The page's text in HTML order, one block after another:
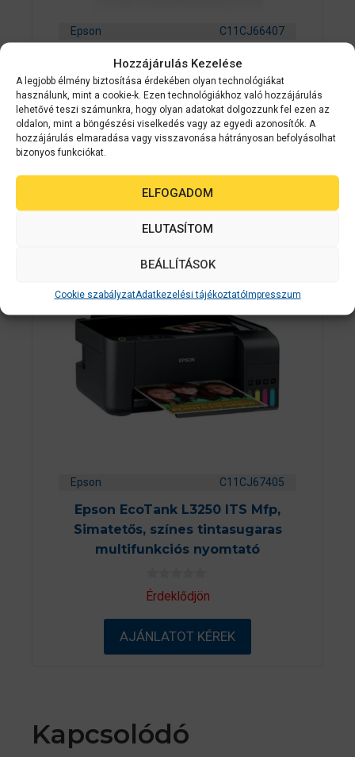
Hozzájárulás Kezelése
A legjobb élmény biztosítása érdekében olyan technológiákat
használunk, mint a cookie-k. Ezen technológiákhoz való hozzájárulás
lehetővé teszi számunkra, hogy olyan adatokat dolgozzunk fel ezen az
oldalon, mint a böngészési viselkedés vagy az egyedi azonosítók. A
hozzájárulás elmaradása vagy visszavonása hátrányosan befolyásolhat
bizonyos funkciókat.
ELFOGADOM
ELUTASÍTOM
BEÁLLÍTÁSOK
Cookie szabályzatAdatkezelési tájékoztatóImpresszum
Epson C11CJ66407
EPSON Tintasugaras nyomtató –
EcoTank L3260 (A4, MFP, színes,
5760×1440 DPI, 33 lap/perc, USB/Wifi)
0
5
b
Érdeklődjön
AJÁNLATOT KÉREK
Epson C11CJ67405
Epson EcoTank L3250 ITS Mfp,
Simatetős, színes tintasugaras
multifunkciós nyomtató
0
a
-
ő
Érdeklődjön
AJÁNLATOT KÉREK
Kapcsolódó